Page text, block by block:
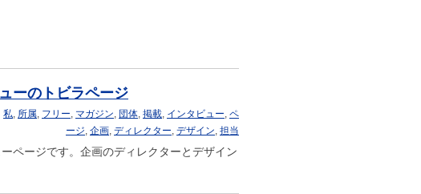
ーのトビラページ
私, 所属, フリー, マガジン, 団体, 掲載, インタビュー, ペ
ージ, 企画, ディレクター, デザイン, 担当
ページです。企画のディレクターとデザイン